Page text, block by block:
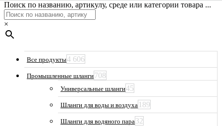
Поиск по названию, артикулу, среде или категории товара ...
×
Все продукты4 606
Промышленные шланги708
Универсальные шланги45
Шланги для воды и воздуха 189
Шланги для водяного пара32